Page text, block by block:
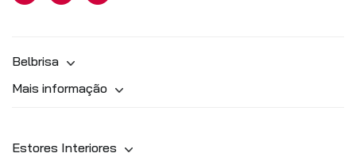
Belbrisa
Mais informação
Estores Interiores